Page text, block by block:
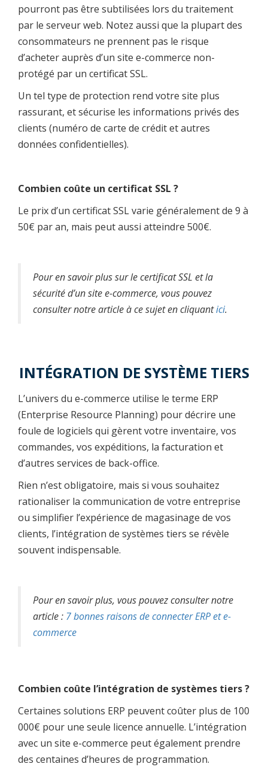
pourront pas être subtilisées lors du traitement
par le serveur web. Notez aussi que la plupart des
consommateurs ne prennent pas le risque
d’acheter auprès d’un site e-commerce non-
protégé par un certificat SSL.
Un tel type de protection rend votre site plus
rassurant, et sécurise les informations privés des
clients (numéro de carte de crédit et autres
données confidentielles).
Combien coûte un certificat SSL ?
Le prix d’un certificat SSL varie généralement de 9 à
50€ par an, mais peut aussi atteindre 500€.
Pour en savoir plus sur le certificat SSL et la
sécurité d’un site e-commerce, vous pouvez
consulter notre article à ce sujet en cliquantici.
INTÉGRATION DE SYSTÈME TIERS
L’univers du e-commerce utilise le terme ERP
(Enterprise Resource Planning) pour décrire une
foule de logiciels qui gèrent votre inventaire, vos
commandes, vos expéditions, la facturation et
d’autres services de back-office.
Rien n’est obligatoire, mais si vous souhaitez
rationaliser la communication de votre entreprise
ou simplifier l’expérience de magasinage de vos
clients, l’intégration de systèmes tiers se révèle
souvent indispensable.
Pour en savoir plus, vous pouvez consulter notre
article : 7 bonnes raisons de connecter ERP et e-
commerce
Combien coûte l’intégration de systèmes tiers ?
Certaines solutions ERP peuvent coûter plus de 100
000€ pour une seule licence annuelle. L’intégration
avec un site e-commerce peut également prendre
des centaines d’heures de programmation.